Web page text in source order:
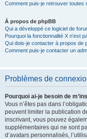
Comment puis-je retrouver toutes
À propos de phpBB
Qui a développé ce logiciel de
Pourquoi la fonctionnalité X n’est
Qui dois-je contacter à propos de
Comment puis-je contacter un
Problèmes de
Pourquoi ai-je besoin de
Vous n’êtes pas dans
peuvent limiter la publication
inscrivant, vous pouvez
supplémentaires qui ne sont
d’avatars personnalisés,